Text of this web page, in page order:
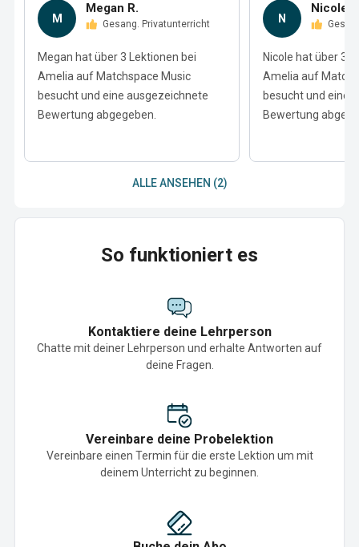
M
Megan R.
Gesang. Privatunterricht
Megan hat über 3 Lektionen bei
Amelia auf Matchspace Music
besucht und eine ausgezeichnete
Bewertung abgegeben.
N
Nicole
Nicole hat über 3
Amelia auf
besucht und eine
Bewertung
ALLE ANSEHEN (2)
So funktioniert es
Kontaktiere deine Lehrperson
Chatte mit deiner Lehrperson und erhalte Antworten auf
deine Fragen.
Vereinbare deine Probelektion
Vereinbare einen Termin für die erste Lektion um mit
deinem Unterricht zu beginnen.